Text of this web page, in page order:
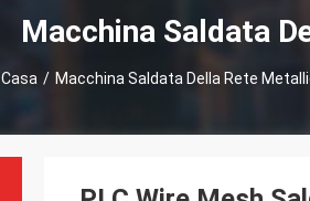
Macchina Saldata
Casa / Macchina Saldata Della Rete